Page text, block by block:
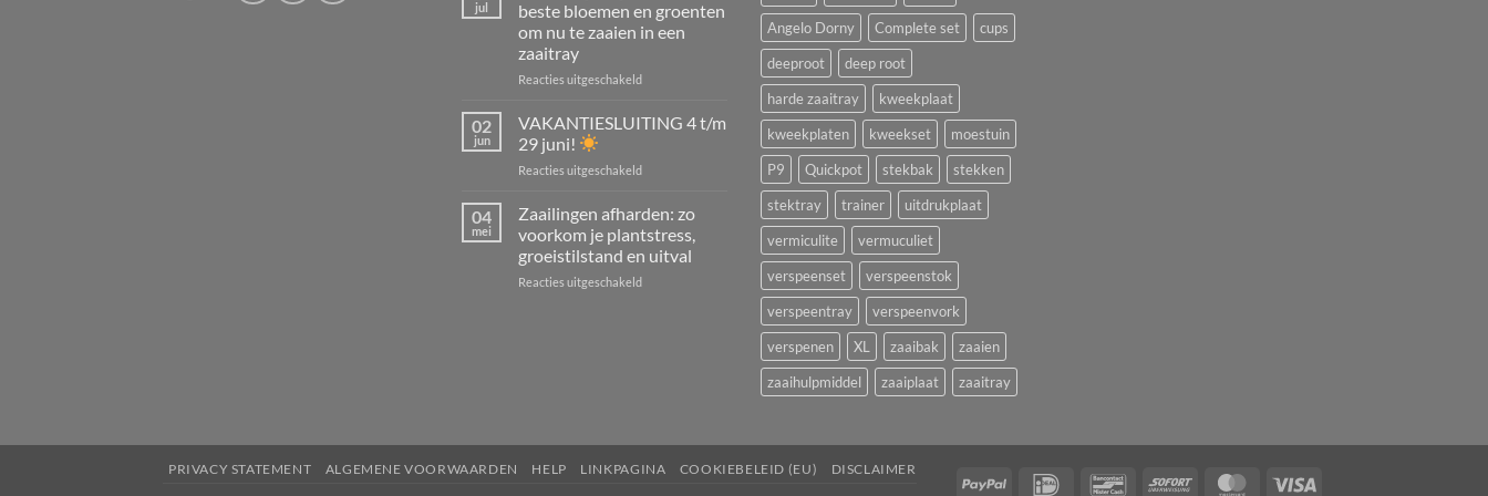
juli
en
tuinplanten,
én
jul
beste bloemen en groenten
om nu te zaaien in een
zaaitray
Reacties uitgeschakeldvoor
kun
je
De
beste
en
groenten
02
jun
VAKANTIESLUITING 4 t/m
29 juni!
Reacties uitgeschakeldvoor
t/m
29
juni!
04
mei
Zaailingen afharden: zo
voorkom je plantstress,
groeistilstand en uitval
Reacties uitgeschakeldvoor
uitval
Angelo Dorny
Complete set
cups
deeproot
deep root
harde zaaitray
kweekplaat
kweekplaten
kweekset
moestuin
P9
Quickpot stekbak
stekken
stektray
trainer
uitdrukplaat
vermiculite
vermuculiet
verspeenset
verspeenstok
verspeentray
verspeenvork
verspenen
XL zaaibak
zaaien
zaaihulpmiddel
zaaiplaat zaaitray
PayPal IDeal BancontactSofort MasterCard
PRIVACY STATEMENT ALGEMENE VOORWAARDEN HELP LINKPAGINA COOKIEBELEID (EU) DISCLAIMER